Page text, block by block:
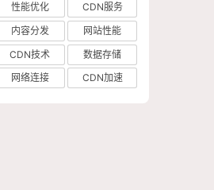
性能优化
CDN服务
内容分发
网站性能
CDN技术
数据存储
网络连接 CDN加速